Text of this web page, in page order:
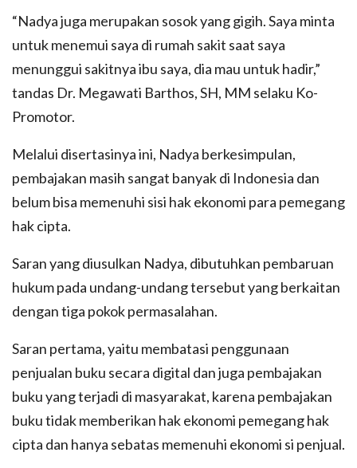
“Nadya juga merupakan sosok yang gigih. Saya minta
untuk menemui saya di rumah sakit saat saya
menunggui sakitnya ibu saya, dia mau untuk hadir,”
tandas Dr. Megawati Barthos, SH, MM selaku Ko-
Promotor.
Melalui disertasinya ini, Nadya berkesimpulan,
pembajakan masih sangat banyak di Indonesia dan
belum bisa memenuhi sisi hak ekonomi para pemegang
hak cipta.
Saran yang diusulkan Nadya, dibutuhkan pembaruan
hukum pada undang-undang tersebut yang berkaitan
dengan tiga pokok permasalahan.
Saran pertama, yaitu membatasi penggunaan
penjualan buku secara digital dan juga pembajakan
buku yang terjadi di masyarakat, karena pembajakan
buku tidak memberikan hak ekonomi pemegang hak
cipta dan hanya sebatas memenuhi ekonomi si penjual.